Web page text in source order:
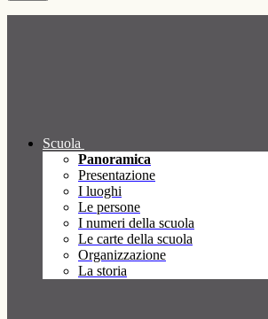
Scuola
Panoramica
Presentazione
I luoghi
Le persone
I numeri della scuola
Le carte della scuola
Organizzazione
La storia